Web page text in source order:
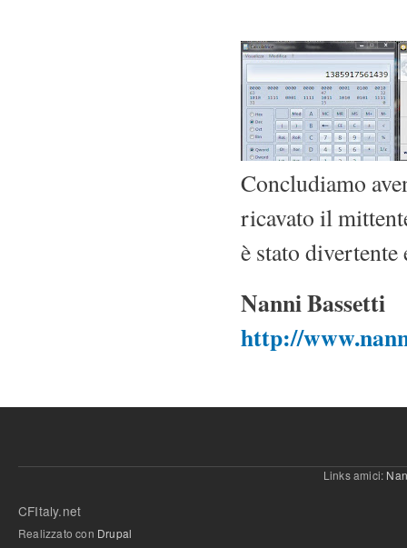
Concludiamo
ricavato il
è stato
Nanni Bassetti
http://
Links amici:
CFItaly.net
Realizzato con Drupal